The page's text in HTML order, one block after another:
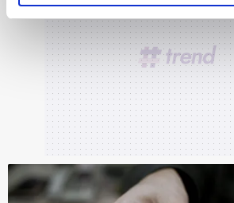
elimizden gelen çabayı gösterdiğimizi
reklamların maliyetlerimizi karşılamak
kalemimiz olduğunu sizlere
Her halükârda, kullanıcılar, bu
takdirde, kullanıcılara hedefli reklamlar
gösterilmeyecektir."
Sizlere daha iyi bir hizmet sunabilmek
Sitemizde kendimize ve üçüncü
kullanılmaktadır. Bu çerezler